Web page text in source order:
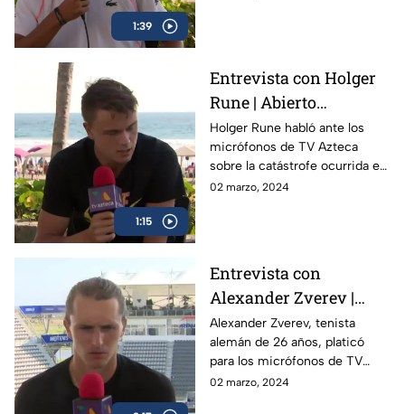
1:39
1:15
Entrevista con Holger
Rune | Abierto
Mexicano de Tenis
Holger Rune habló ante los
micrófonos de TV Azteca
sobre la catástrofe ocurrida en
Acapulco y como el Abierto
02 marzo, 2024
Entrevista con
Alexander Zverev |
Abierto Mexicano de
Tenis
Alexander Zverev, tenista
alemán de 26 años, platicó
para los micrófonos de TV
Azteca Deportes durante su
02 marzo, 2024